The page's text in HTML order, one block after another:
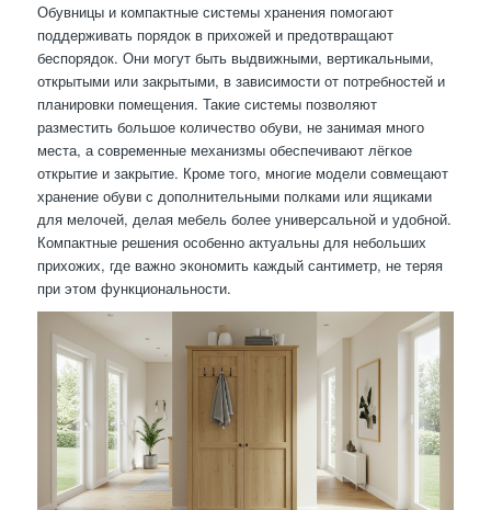
Обувницы и компактные системы хранения помогают
поддерживать порядок в прихожей и предотвращают
беспорядок. Они могут быть выдвижными, вертикальными,
открытыми или закрытыми, в зависимости от потребностей и
планировки помещения. Такие системы позволяют
разместить большое количество обуви, не занимая много
места, а современные механизмы обеспечивают лёгкое
открытие и закрытие. Кроме того, многие модели совмещают
хранение обуви с дополнительными полками или ящиками
для мелочей, делая мебель более универсальной и удобной.
Компактные решения особенно актуальны для небольших
прихожих, где важно экономить каждый сантиметр, не теряя
при этом функциональности.